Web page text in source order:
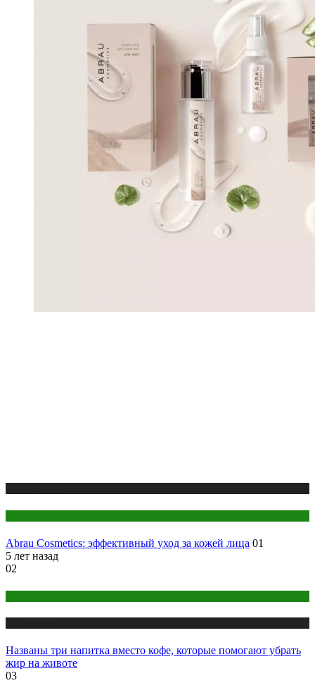
Abrau Cosmetics: эффективный уход за кожей лица 01
5 лет назад
02
Названы три напитка вместо кофе, которые помогают убрать
жир на животе
03